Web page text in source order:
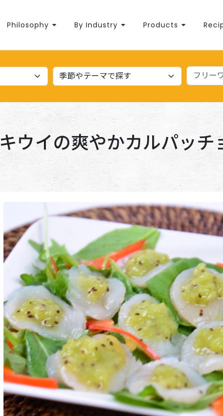
Philosophy By Industry Products
キウイの爽やかカルパッチ